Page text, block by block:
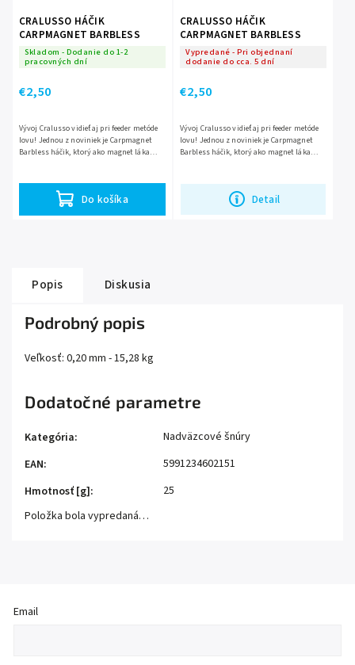
CRALUSSO HÁČIK
CARPMAGNET BARBLESS
Skladom - Dodanie do 1-2
pracovných dní
€2,50
Do košíka
Vývoj Cralusso vidieť aj pri feeder metóde
lovu! Jednou z noviniek je Carpmagnet
Barbless háčik, ktorý ako magnet láka
CRALUSSO HÁČIK
CARPMAGNET BARBLESS
Vypredané - Pri objednaní
dodanie do cca. 5 dní
€2,50
Detail
Vývoj Cralusso vidieť aj pri feeder metóde
lovu! Jednou z noviniek je Carpmagnet
Barbless háčik, ktorý ako magnet láka
Popis Diskusia
Podrobný popis
Veľkosť: 0,20 mm - 15,28 kg
Dodatočné parametre
Kategória:
Nadväzcové šnúry
EAN:
5991234602151
Hmotnosť [g]:
25
Položka bola vypredaná…
Email